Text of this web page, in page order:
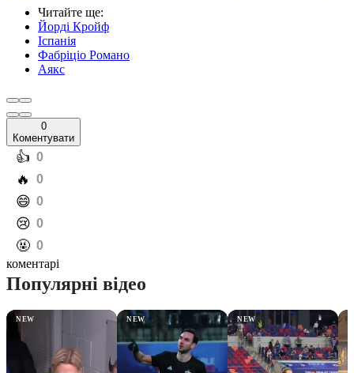
Читайте ще:
Йорді Кройф
Іспанія
Фабріціо Романо
Аякс
0
Коментувати
️👍 0
️🔥 0
️😄 0
️😢 0
️🤬 0
коментарі